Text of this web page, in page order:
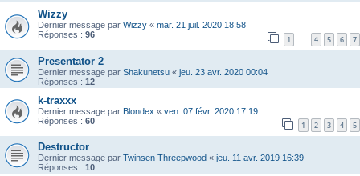
Wizzy
Dernier message par Wizzy « mar. 21 juil. 2020 18:58
Réponses : 96 1 … 4 5 6 7
Presentator 2
Dernier message par Shakunetsu « jeu. 23 avr. 2020 00:04
Réponses : 12
k-traxxx
Dernier message par Blondex « ven. 07 févr. 2020 17:19
Réponses : 60 1 2 3 4 5
Destructor
Dernier message par Twinsen Threepwood « jeu. 11 avr. 2019 16:39
Réponses : 10